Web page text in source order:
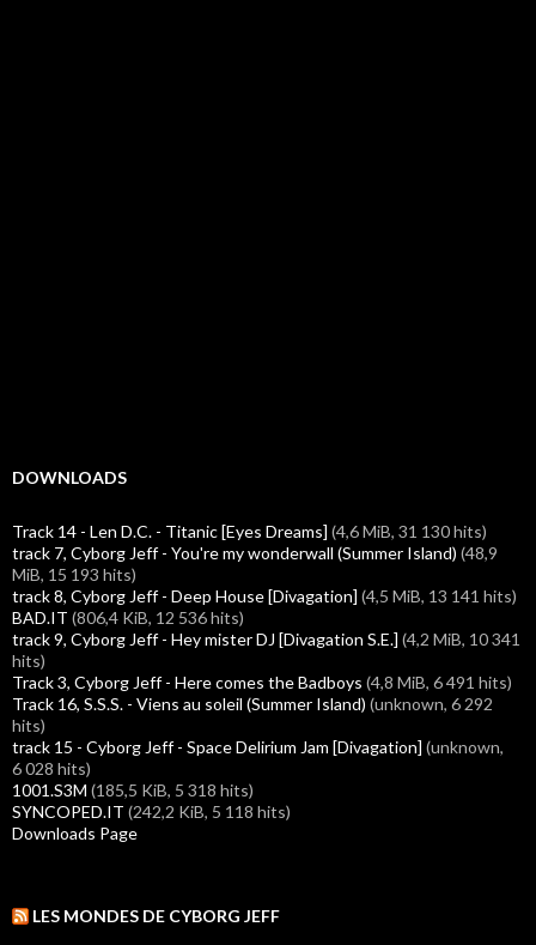
DOWNLOADS
Track 14 - Len D.C. - Titanic [Eyes Dreams] (4,6 MiB, 31 130 hits)
track 7, Cyborg Jeff - You're my wonderwall (Summer Island) (48,9
MiB, 15 193 hits)
track 8, Cyborg Jeff - Deep House [Divagation] (4,5 MiB, 13 141 hits)
BAD.IT (806,4 KiB, 12 536 hits)
track 9, Cyborg Jeff - Hey mister DJ [Divagation S.E.] (4,2 MiB, 10 341
hits)
Track 3, Cyborg Jeff - Here comes the Badboys (4,8 MiB, 6 491 hits)
Track 16, S.S.S. - Viens au soleil (Summer Island) (unknown, 6 292
hits)
track 15 - Cyborg Jeff - Space Delirium Jam [Divagation] (unknown,
6 028 hits)
1001.S3M (185,5 KiB, 5 318 hits)
SYNCOPED.IT (242,2 KiB, 5 118 hits)
Downloads Page
LES MONDES DE CYBORG JEFF